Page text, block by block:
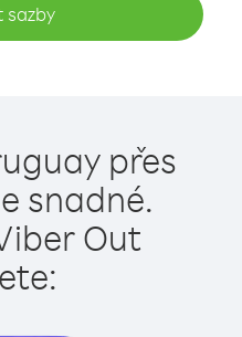
sazby
přes
snadné.
Out